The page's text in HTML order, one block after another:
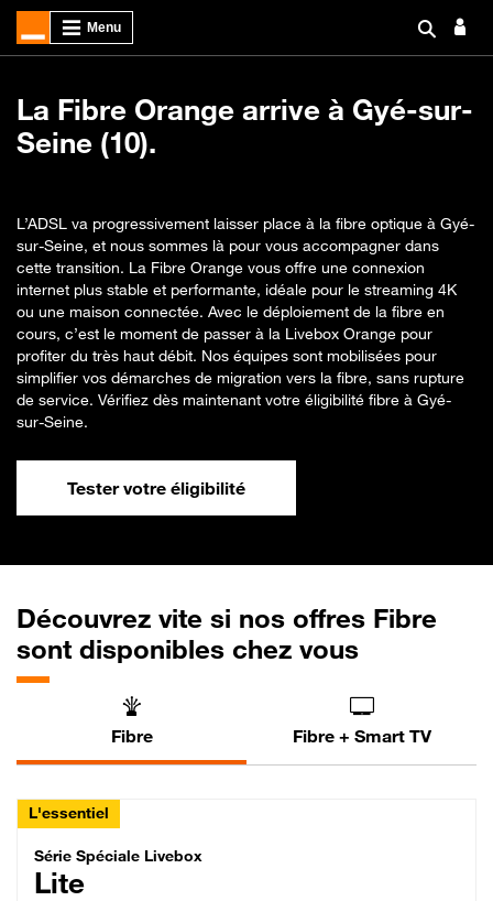
La Fibre Orange arrive à Gyé-sur-
Seine (10).
L’ADSL va progressivement laisser place à la fibre optique à Gyé-
sur-Seine, et nous sommes là pour vous accompagner dans
cette transition. La Fibre Orange vous offre une connexion
internet plus stable et performante, idéale pour le streaming 4K
ou une maison connectée. Avec le déploiement de la fibre en
cours, c’est le moment de passer à la Livebox Orange pour
profiter du très haut débit. Nos équipes sont mobilisées pour
simplifier vos démarches de migration vers la fibre, sans rupture
de service. Vérifiez dès maintenant votre éligibilité fibre à Gyé-
sur-Seine.
Tester votre éligibilité
Découvrez vite si nos offres Fibre
sont disponibles chez vous
Fibre Fibre + Smart TV
L'essentiel
Série Spéciale Livebox Lite Fibre
Série Spéciale Livebox
Lite